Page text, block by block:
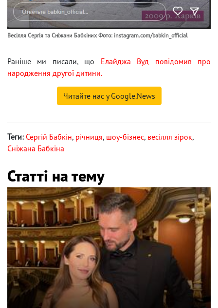
Весілля Сергія та Сніжани Бабкіних Фото: instagram.com/babkin_official
Раніше ми писали, що Елайджа Вуд повідомив про
народження другої дитини.
Читайте нас у Google.News
Теги: Сергій Бабкін, річниця, шоу-бізнес, весілля зірок,
Сніжана Бабкіна
Статті на тему